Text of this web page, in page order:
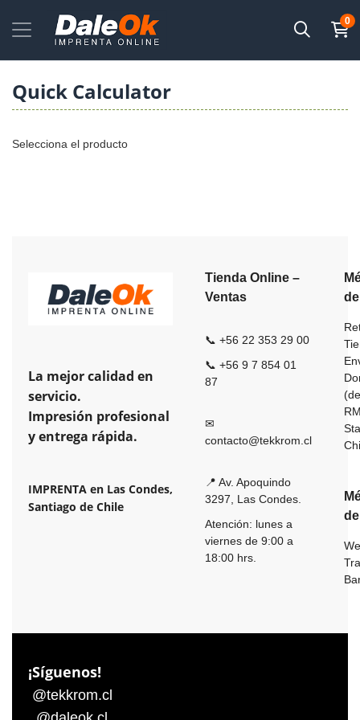
0
Quick Calculator
Selecciona el producto
La mejor calidad en
servicio.
Impresión profesional
y entrega rápida.
IMPRENTA en Las Condes,
Santiago de Chile
Tienda Online –
Ventas
📞 +56 22 353 29 00
📞 +56 9 7 854 01
87
✉
contacto@tekkrom.cl
📍 Av. Apoquindo
3297, Las Condes.
Atención: lunes a
viernes de 9:00 a
18:00 hrs.
¡Síguenos!
@tekkrom.cl